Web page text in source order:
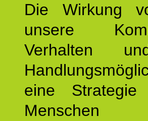
Die Wirkung
unsere
Verhalten
eine Strategie